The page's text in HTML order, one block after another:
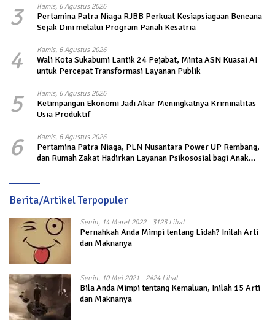
3 Kamis, 6 Agustus 2026
Pertamina Patra Niaga RJBB Perkuat Kesiapsiagaan Bencana
Sejak Dini melalui Program Panah Kesatria
4 Kamis, 6 Agustus 2026
Wali Kota Sukabumi Lantik 24 Pejabat, Minta ASN Kuasai AI
untuk Percepat Transformasi Layanan Publik
5 Kamis, 6 Agustus 2026
Ketimpangan Ekonomi Jadi Akar Meningkatnya Kriminalitas
Usia Produktif
6 Kamis, 6 Agustus 2026
Pertamina Patra Niaga, PLN Nusantara Power UP Rembang,
dan Rumah Zakat Hadirkan Layanan Psikososial bagi Anak
Berita/Artikel Terpopuler
Senin, 14 Maret 2022 3123 Lihat
Pernahkah Anda Mimpi tentang Lidah? Inilah Arti
dan Maknanya
Senin, 10 Mei 2021 2424 Lihat
Bila Anda Mimpi tentang Kemaluan, Inilah 15 Arti
dan Maknanya